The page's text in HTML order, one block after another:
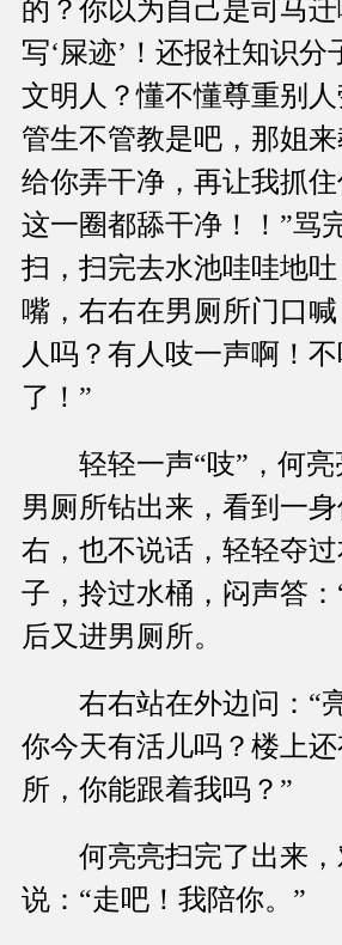
的？你以为自己是司马
写‘屎迹’！还报社知识分
文明人？懂不懂尊重别
管生不管教是吧，那姐
给你弄干净，再让我抓
这一圈都舔干净！！”骂
扫，扫完去水池哇哇地
嘴，右右在男厕所门口
人吗？有人吱一声啊！
了！”
轻轻一声“吱”，何亮
男厕所钻出来，看到一
右，也不说话，轻轻夺
子，拎过水桶，闷声答
后又进男厕所。
右右站在外边问：“亮
你今天有活儿吗？楼上
所，你能跟着我吗？”
何亮亮扫完了出来，
说：“走吧！我陪你。”